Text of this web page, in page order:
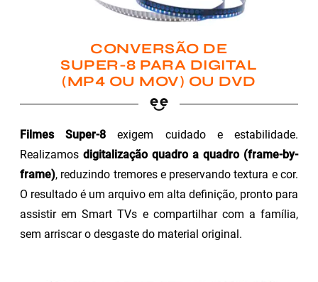
CONVERSÃO DE
SUPER-8 PARA DIGITAL
(MP4 OU MOV) OU DVD
Filmes Super-8 exigem cuidado e estabilidade.
Realizamos digitalização quadro a quadro (frame-by-
frame), reduzindo tremores e preservando textura e cor.
O resultado é um arquivo em alta definição, pronto para
assistir em Smart TVs e compartilhar com a família,
sem arriscar o desgaste do material original.